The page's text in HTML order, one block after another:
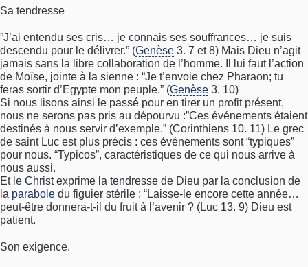
Sa tendresse
”J’ai entendu ses cris… je connais ses souffrances… je suis
descendu pour le délivrer.” (Genèse 3. 7 et 8) Mais Dieu n’agit
jamais sans la libre collaboration de l’homme. Il lui faut l’action
de Moïse, jointe à la sienne : “Je t’envoie chez Pharaon; tu
feras sortir d’Egypte mon peuple.” (Genèse 3. 10)
Si nous lisons ainsi le passé pour en tirer un profit présent,
nous ne serons pas pris au dépourvu :”Ces événements étaient
destinés à nous servir d’exemple.” (Corinthiens 10. 11) Le grec
de saint Luc est plus précis : ces événements sont “typiques”
pour nous. “Typicos”, caractéristiques de ce qui nous arrive à
nous aussi.
Et le Christ exprime la tendresse de Dieu par la conclusion de
la parabole du figuier stérile : “Laisse-le encore cette année…
peut-être donnera-t-il du fruit à l’avenir ? (Luc 13. 9) Dieu est
patient.
Son exigence.